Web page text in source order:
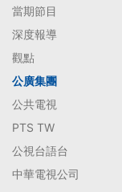
當期節目
深度報導
觀點
公廣集團
公共電視
PTS TW
公視台語台
中華電視公司